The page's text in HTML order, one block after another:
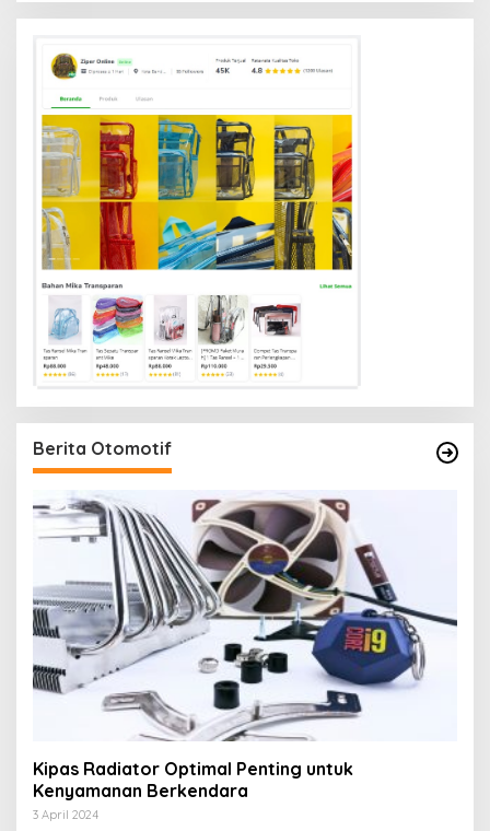
Berita Otomotif
Kipas Radiator Optimal Penting untuk
Kenyamanan Berkendara
3 April 2024